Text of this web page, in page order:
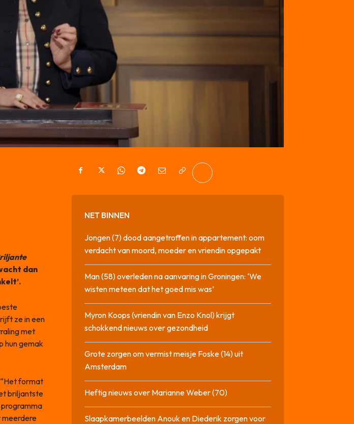
dan
ze in een
met
hun gemak
format
briljantste
meerdere
NET BINNEN
Jongen (7) dood aangetroffen in appartement: oom
verdacht van moord, moeder en vriendin opgepakt
Man (58) overleden na aanvaring in Groningen: ‘We
wisten meteen dat het goed mis was’
Myron Koops (vriendin van Enzo Knol) krijgt
schokkend nieuws over gezondheid
Grote zorgen om vermist meisje Foske (14) uit
Amsterdam
Heftig nieuws over Marianne Weber (70)
Slaapkamerbeelden Anouk en Diederik zorgen voor